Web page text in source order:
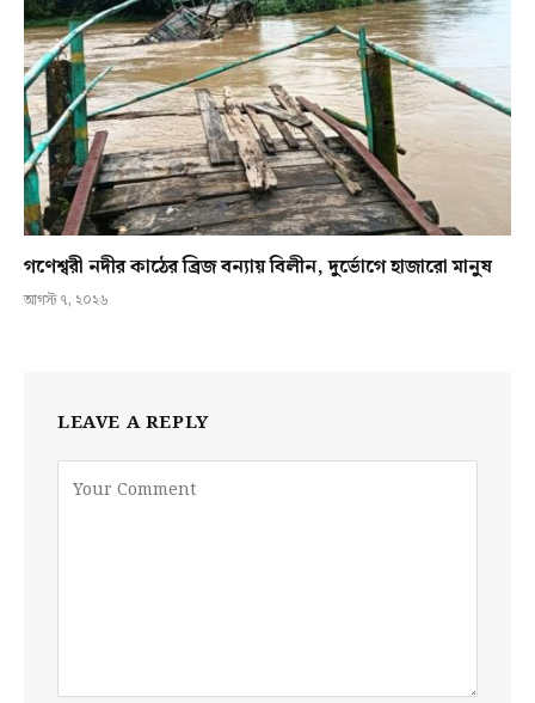
গণেশ্বরী নদীর কাঠের ব্রিজ বন্যায় বিলীন, দুর্ভোগে হাজারো মানুষ
আগস্ট ৭, ২০২৬
LEAVE A REPLY